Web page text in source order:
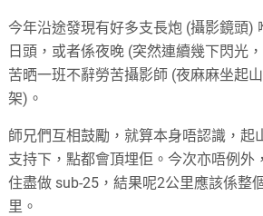
今年沿途發現有好多支長炮 (攝影鏡頭)
日頭，或者係夜晚 (突然連續幾下閃光
苦晒一班不辭勞苦攝影師 (夜麻麻坐起
架)。
師兄們互相鼓勵，就算本身唔認識，起
支持下，點都會頂埋佢。今次亦唔例外
住盡做 sub-25，結果呢2公里應該係整
里。